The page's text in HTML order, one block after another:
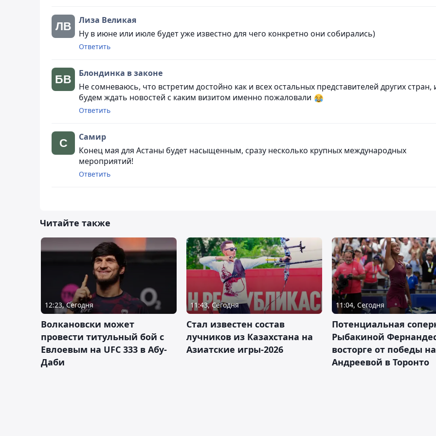
Лиза Великая
Ну в июне или июле будет уже известно для чего конкретно они собирались)
Ответить
Блондинка в законе
Не сомневаюсь, что встретим достойно как и всех остальных представителей других стран,
будем ждать новостей с каким визитом именно пожаловали
Ответить
Самир
Конец мая для Астаны будет насыщенным, сразу несколько крупных международных
мероприятий!
Ответить
Читайте также
12:23, Сегодня
Волкановски может
провести титульный бой с
Евлоевым на UFC 333 в Абу-
Даби
11:43, Сегодня
Стал известен состав
лучников из Казахстана на
Азиатские игры-2026
11:04, Сегодня
Потенциальная
Рыбакиной
восторге от победы
Андреевой в Торонто